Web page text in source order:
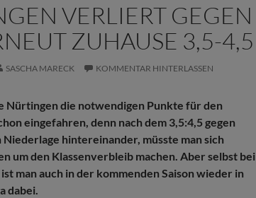
VERLIERT GEGEN
ZUHAUSE 3,5-4,5
SASCHA MARECK KOMMENTAR HINTERLASSEN
Nürtingen die notwendigen Punkte für den
eingefahren, denn nach dem 3,5:4,5 gegen
hintereinander, müsste man sich
um den Klassenverbleib machen. Aber selbst bei
man auch in der kommenden Saison wieder in
dabei.